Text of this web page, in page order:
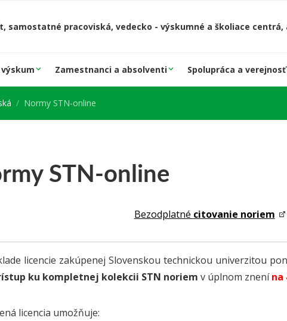
samostatné pracoviská, vedecko - výskumné a školiace
Zamestnanci a absolventi Spolupráca a verejnosť
Normy STN-online
STN-online
Bezodplatné citovanie noriem
licencie zakúpenej Slovenskou technickou univerzitou
ku kompletnej kolekcii STN noriem v úplnom znenína
licencia umožňuje: